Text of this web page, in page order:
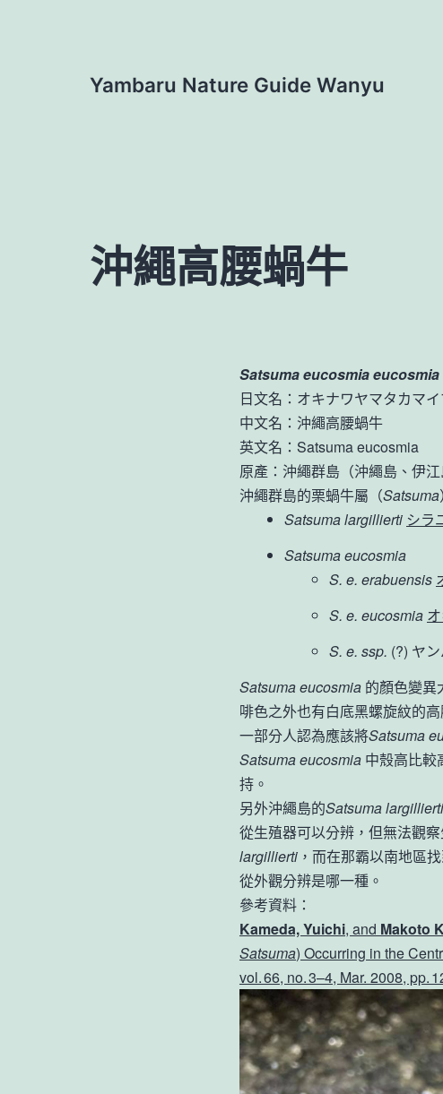
Yambaru Nature Guide Wanyu
沖繩高腰蝸牛
Satsuma eucosmiaeucosmia
日文名：オキナワヤマタカマ
中文名：沖繩高腰蝸牛
英文名：Satsuma eucosmia
原產：沖繩群島（沖繩島、伊
沖繩群島的栗蝸牛屬（Satsuma
Satsuma largillierti シラ
Satsuma eucosmia
S. e. erabuensis
S. e. eucosmia
S. e. ssp. (?) ヤ
Satsuma eucosmia 的顏色變異
啡色之外也有白底黑螺旋紋的
一部分人認為應該將Satsuma
Satsuma eucosmia 中殼高比較
持。
另外沖繩島的Satsuma largillierti
從生殖器可以分辨，但無法觀
largillierti ，而在那霸以南地區
從外觀分辨是哪一種。
參考資料：
Kameda, Yuichi, and Makoto
Satsuma) Occurring in the
vol. 66, no. 3–4, Mar. 2008, pp.